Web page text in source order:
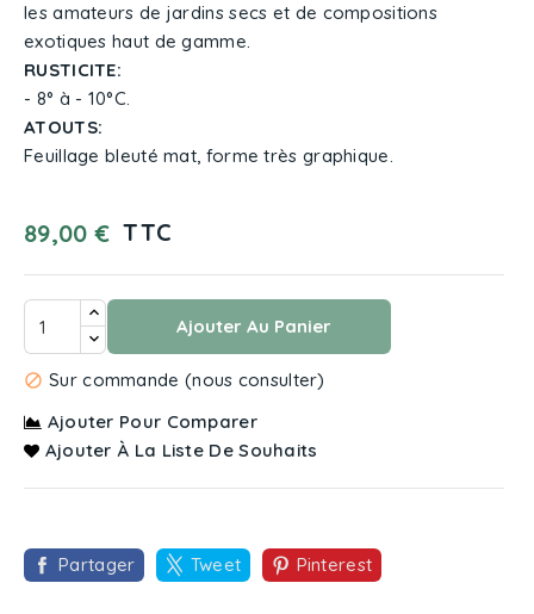
les amateurs de jardins secs et de compositions
exotiques haut de gamme.
RUSTICITE:
- 8° à - 10°C.
ATOUTS:
Feuillage bleuté mat, forme très graphique.
89,00 € TTC
Ajouter Au Panier
 Sur commande (nous consulter)
Ajouter Pour Comparer
Ajouter À La Liste De Souhaits
Partager Tweet Pinterest